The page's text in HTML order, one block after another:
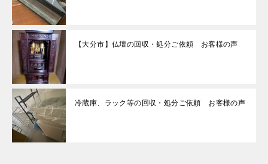
【大分市】仏壇の回収・処分ご依頼 お客様の声
冷蔵庫、ラック等の回収・処分ご依頼 お客様の声